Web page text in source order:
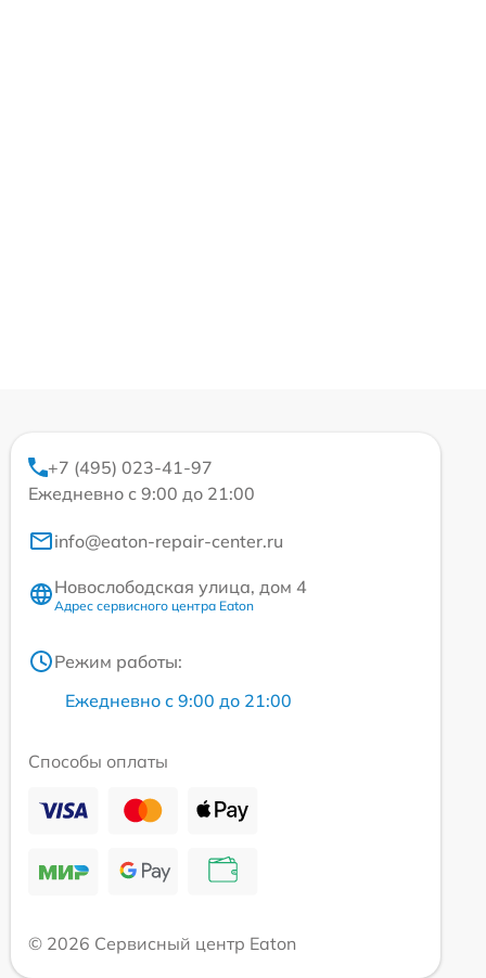
+7 (495) 023-41-97
Ежедневно с 9:00 до 21:00
info@eaton-repair-center.ru
Новослободская улица, дом 4
Адрес сервисного центра Eaton
Режим работы:
Ежедневно с 9:00 до 21:00
Способы оплаты
© 2026 Сервисный центр Eaton